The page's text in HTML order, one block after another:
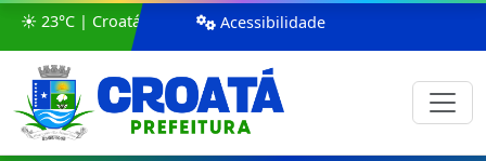
Acessibilidade
☀️ 23°C | Croatá